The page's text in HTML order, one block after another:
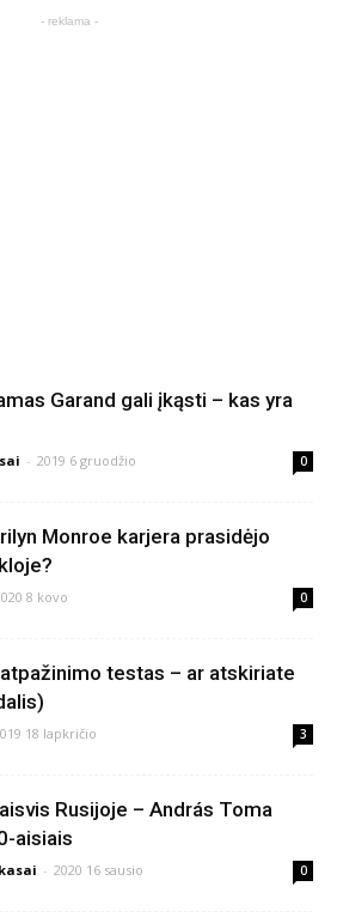
- reklama -
Garand gali įkąsti – kas yra
- 2019 6 gruodžio 0
Monroe karjera prasidėjo
8 kovo 0
testas – ar atskiriate
18 lapkričio 3
Rusijoje – András Toma
aisiais
- 2020 16 sausio 0